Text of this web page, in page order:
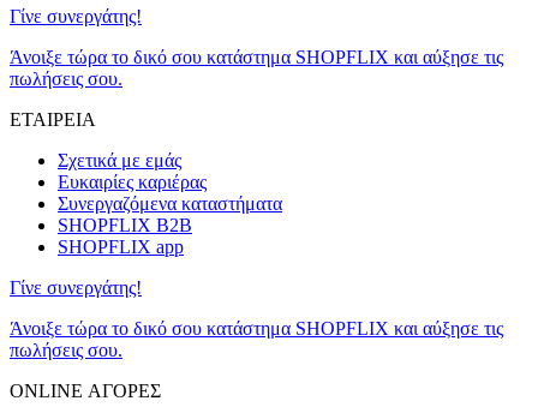
Γίνε συνεργάτης!
Άνοιξε τώρα το δικό σου κατάστημα SHOPFLIX και αύξησε τις
πωλήσεις σου.
ΕΤΑΙΡΕΙΑ
Σχετικά με εμάς
Ευκαιρίες καριέρας
Συνεργαζόμενα καταστήματα
SHOPFLIX B2B
SHOPFLIX app
Γίνε συνεργάτης!
Άνοιξε τώρα το δικό σου κατάστημα SHOPFLIX και αύξησε τις
πωλήσεις σου.
ONLINE ΑΓΟΡΕΣ